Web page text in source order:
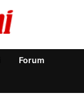
Forum